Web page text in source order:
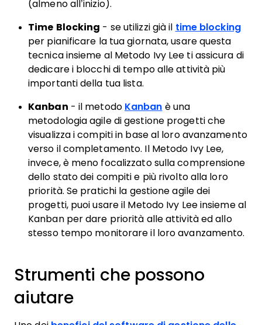
(almeno all’inizio).
Time Blocking - se utilizzi già il time blocking
per pianificare la tua giornata, usare questa
tecnica insieme al Metodo Ivy Lee ti assicura di
dedicare i blocchi di tempo alle attività più
importanti della tua lista.
Kanban - il metodo Kanban è una
metodologia agile di gestione progetti che
visualizza i compiti in base al loro avanzamento
verso il completamento. Il Metodo Ivy Lee,
invece, è meno focalizzato sulla comprensione
dello stato dei compiti e più rivolto alla loro
priorità. Se pratichi la gestione agile dei
progetti, puoi usare il Metodo Ivy Lee insieme al
Kanban per dare priorità alle attività ed allo
stesso tempo monitorare il loro avanzamento.
Strumenti che possono
aiutare